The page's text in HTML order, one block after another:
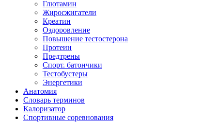
Глютамин
Жиросжигатели
Креатин
Оздоровление
Повышение тестостерона
Протеин
Предтрены
Спорт. батончики
Тестобустеры
Энергетики
Анатомия
Словарь терминов
Калоризатор
Спортивные соревнования